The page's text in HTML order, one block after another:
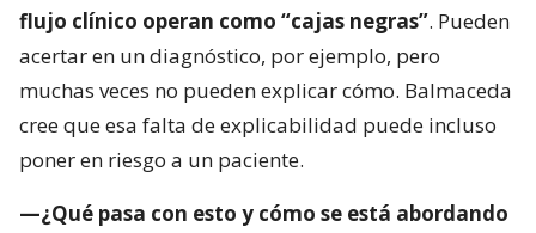
flujo clínico operan como “cajas negras”. Pueden
acertar en un diagnóstico, por ejemplo, pero
muchas veces no pueden explicar cómo. Balmaceda
cree que esa falta de explicabilidad puede incluso
poner en riesgo a un paciente.
—¿Qué pasa con esto y cómo se está abordando